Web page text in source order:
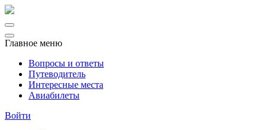
Главное меню
Вопросы и ответы
Путеводитель
Интересные места
Авиабилеты
Войти